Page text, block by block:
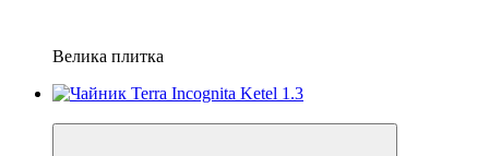
Велика плитка